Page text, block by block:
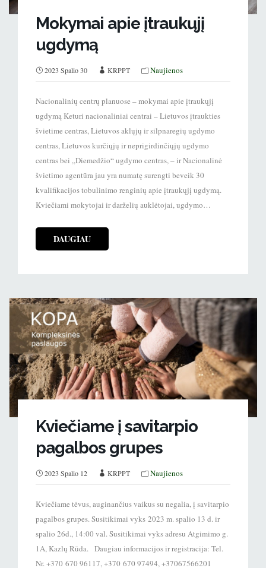
Mokymai apie įtraukųjį
ugdymą
2023 Spalio 30 KRPPT Naujienos
Nacionalinių centrų planuose – mokymai apie įtraukųjį
ugdymą Keturi nacionaliniai centrai – Lietuvos įtraukties
švietime centras, Lietuvos aklųjų ir silpnaregių ugdymo
centras, Lietuvos kurčiųjų ir neprigirdinčiųjų ugdymo
centras bei „Diemedžio“ ugdymo centras, – ir Nacionalinė
švietimo agentūra jau yra numatę surengti beveik 30
kvalifikacijos tobulinimo renginių apie įtraukųjį ugdymą.
Kviečiami mokytojai ir darželių auklėtojai, ugdymo…
DAUGIAU
Kviečiame į savitarpio
pagalbos grupes
2023 Spalio 12 KRPPT Naujienos
Kviečiame tėvus, auginančius vaikus su negalia, į savitarpio
pagalbos grupes. Susitikimai vyks 2023 m. spalio 13 d. ir
spalio 26d., 14:00 val. Susitikimai vyks adresu Atgimimo g.
1A, Kazlų Rūda. Daugiau informacijos ir registracija: Tel.
Nr. +370 670 96117, +370 670 97494, +37067566201